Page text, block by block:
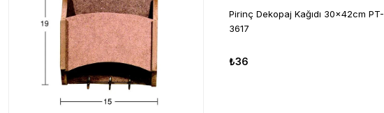
Pirinç Dekopaj Kağıdı 30x42cm PT-
3617
₺36